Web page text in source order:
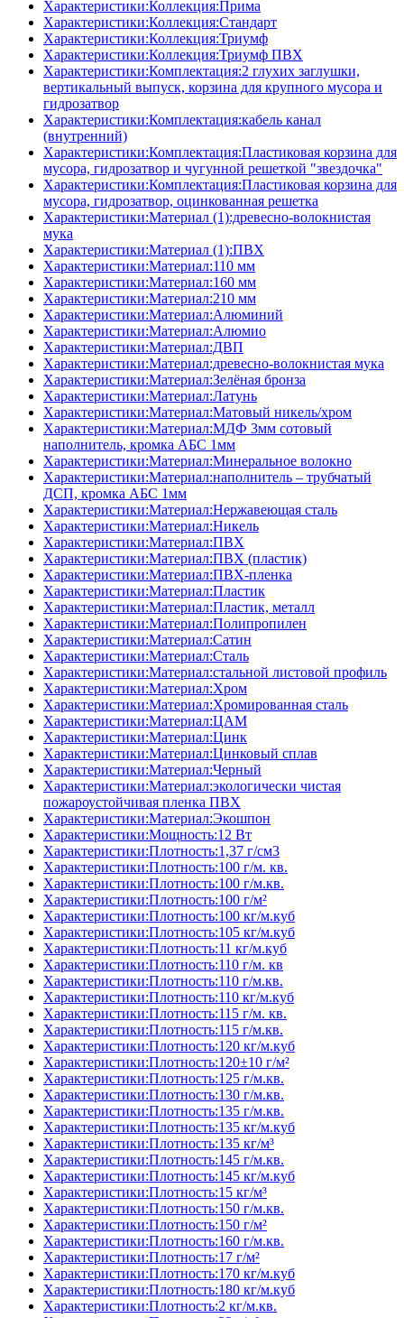
Характеристики:Коллекция:Прима
Характеристики:Коллекция:Стандарт
Характеристики:Коллекция:Триумф
Характеристики:Коллекция:Триумф ПВХ
Характеристики:Комплектация:2 глухих заглушки,
вертикальный выпуск, корзина для крупного мусора и
гидрозатвор
Характеристики:Комплектация:кабель канал
(внутренний)
Характеристики:Комплектация:Пластиковая корзина для
мусора, гидрозатвор и чугунной решеткой "звездочка"
Характеристики:Комплектация:Пластиковая корзина для
мусора, гидрозатвор, оцинкованная решетка
Характеристики:Материал (1):древесно-волокнистая
мука
Характеристики:Материал (1):ПВХ
Характеристики:Материал:110 мм
Характеристики:Материал:160 мм
Характеристики:Материал:210 мм
Характеристики:Материал:Алюминий
Характеристики:Материал:Алюмио
Характеристики:Материал:ДВП
Характеристики:Материал:древесно-волокнистая мука
Характеристики:Материал:Зелёная бронза
Характеристики:Материал:Латунь
Характеристики:Материал:Матовый никель/хром
Характеристики:Материал:МДФ 3мм сотовый
наполнитель, кромка AБC 1мм
Характеристики:Материал:Минеральное волокно
Характеристики:Материал:наполнитель – трубчатый
ДСП, кромка AБC 1мм
Характеристики:Материал:Нержавеющая сталь
Характеристики:Материал:Никель
Характеристики:Материал:ПВХ
Характеристики:Материал:ПВХ (пластик)
Характеристики:Материал:ПВХ-пленка
Характеристики:Материал:Пластик
Характеристики:Материал:Пластик, металл
Характеристики:Материал:Полипропилен
Характеристики:Материал:Сатин
Характеристики:Материал:Сталь
Характеристики:Материал:стальной листовой профиль
Характеристики:Материал:Хром
Характеристики:Материал:Хромированная сталь
Характеристики:Материал:ЦАМ
Характеристики:Материал:Цинк
Характеристики:Материал:Цинковый сплав
Характеристики:Материал:Черный
Характеристики:Материал:экологически чистая
пожароустойчивая пленка ПВХ
Характеристики:Материал:Экошпон
Характеристики:Мощность:12 Вт
Характеристики:Плотность:1,37 г/см3
Характеристики:Плотность:100 г/м. кв.
Характеристики:Плотность:100 г/м.кв.
Характеристики:Плотность:100 г/м²
Характеристики:Плотность:100 кг/м.куб
Характеристики:Плотность:105 кг/м.куб
Характеристики:Плотность:11 кг/м.куб
Характеристики:Плотность:110 г/м. кв
Характеристики:Плотность:110 г/м.кв.
Характеристики:Плотность:110 кг/м.куб
Характеристики:Плотность:115 г/м. кв.
Характеристики:Плотность:115 г/м.кв.
Характеристики:Плотность:120 кг/м.куб
Характеристики:Плотность:120±10 г/м²
Характеристики:Плотность:125 г/м.кв.
Характеристики:Плотность:130 г/м.кв.
Характеристики:Плотность:135 г/м.кв.
Характеристики:Плотность:135 кг/м.куб
Характеристики:Плотность:135 кг/м³
Характеристики:Плотность:145 г/м.кв.
Характеристики:Плотность:145 кг/м.куб
Характеристики:Плотность:15 кг/м³
Характеристики:Плотность:150 г/м.кв.
Характеристики:Плотность:150 г/м²
Характеристики:Плотность:160 г/м.кв.
Характеристики:Плотность:17 г/м²
Характеристики:Плотность:170 кг/м.куб
Характеристики:Плотность:180 кг/м.куб
Характеристики:Плотность:2 кг/м.кв.